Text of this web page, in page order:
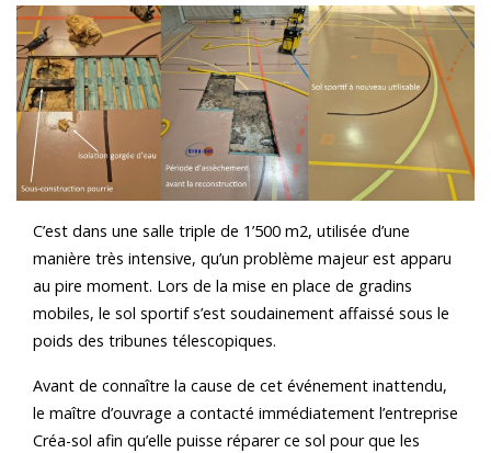
C’est dans une salle triple de 1’500 m2, utilisée d’une
manière très intensive, qu’un problème majeur est apparu
au pire moment. Lors de la mise en place de gradins
mobiles, le sol sportif s’est soudainement affaissé sous le
poids des tribunes télescopiques.
Avant de connaître la cause de cet événement inattendu,
le maître d’ouvrage a contacté immédiatement l’entreprise
Créa-sol afin qu’elle puisse réparer ce sol pour que les